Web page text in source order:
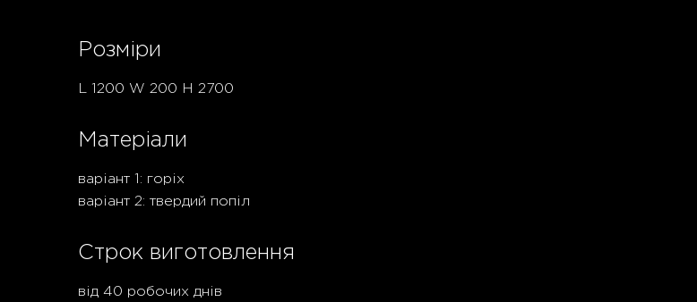
Розміри
L 1200 W 200 H 2700
Матеріали
варіант 1: горіх
варіант 2: твердий попіл
Строк виготовлення
від 40 робочих днів